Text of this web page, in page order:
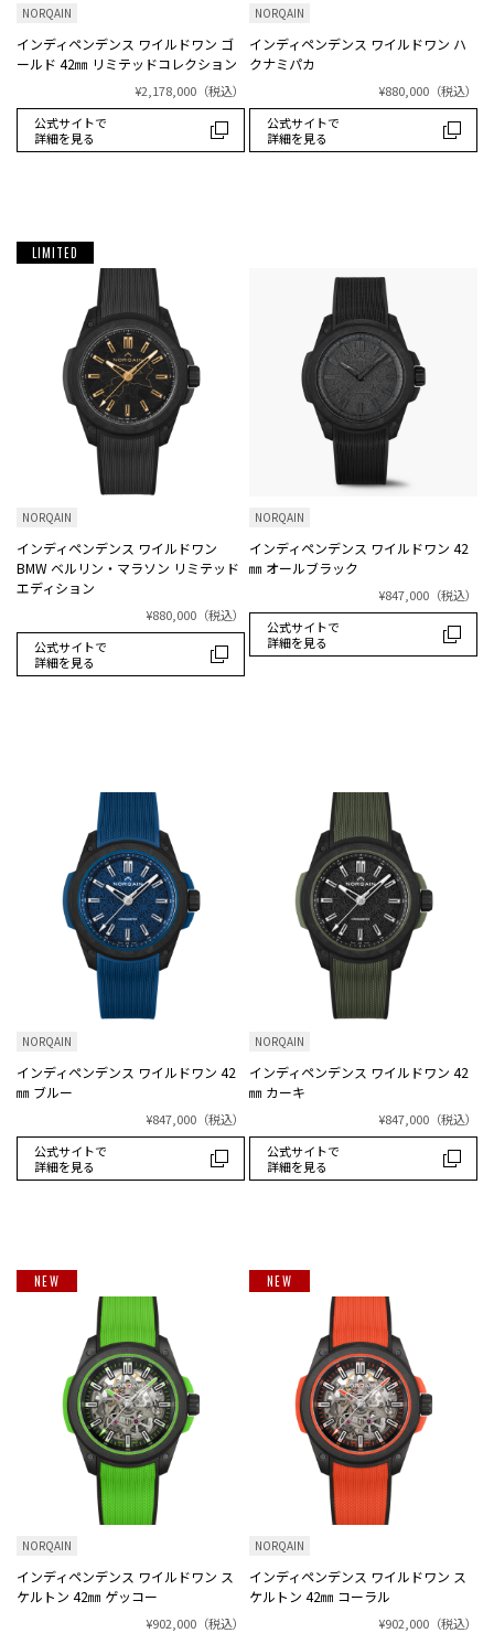
NORQAIN
インディペンデンス ワイルドワン ゴ
ールド 42㎜ リミテッドコレクション
¥2,178,000 （税込）
公式サイトで
詳細を見る
NORQAIN
インディペンデンス ワイルドワン ハ
クナミパカ
¥880,000 （税込）
公式サイトで
詳細を見る
LIMITED
NORQAIN
インディペンデンス ワイルドワン
BMW ベルリン・マラソン リミテッド
エディション
¥880,000 （税込）
公式サイトで
詳細を見る
NORQAIN
インディペンデンス ワイルドワン 42
㎜ オールブラック
¥847,000 （税込）
公式サイトで
詳細を見る
NORQAIN
インディペンデンス ワイルドワン 42
㎜ ブルー
¥847,000 （税込）
公式サイトで
詳細を見る
NORQAIN
インディペンデンス ワイルドワン 42
㎜ カーキ
¥847,000 （税込）
公式サイトで
詳細を見る
NEW
NORQAIN
インディペンデンス ワイルドワン ス
ケルトン 42㎜ ゲッコー
¥902,000 （税込）
NEW
NORQAIN
インディペンデンス ワイルドワン ス
ケルトン 42㎜ コーラル
¥902,000 （税込）